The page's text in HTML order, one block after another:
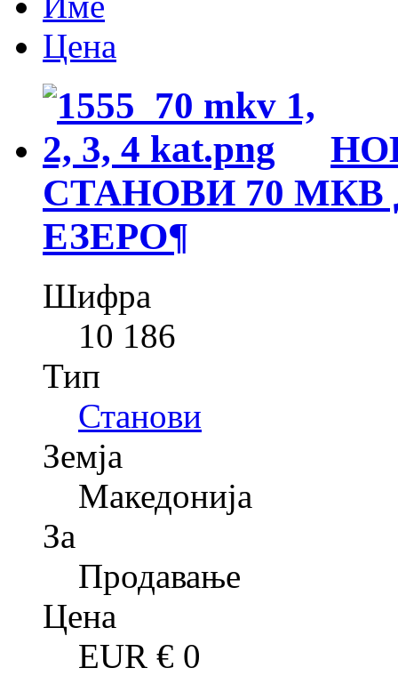
Цена
СТАНОВИ 70
ЕЗЕРО¶
Шифра
10 186
Тип
Станови
Земја
Македонија
За
Продавање
Цена
EUR € 0